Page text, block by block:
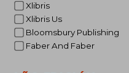
Xlibris
Xlibris Us
Bloomsbury Publishing
Faber And Faber